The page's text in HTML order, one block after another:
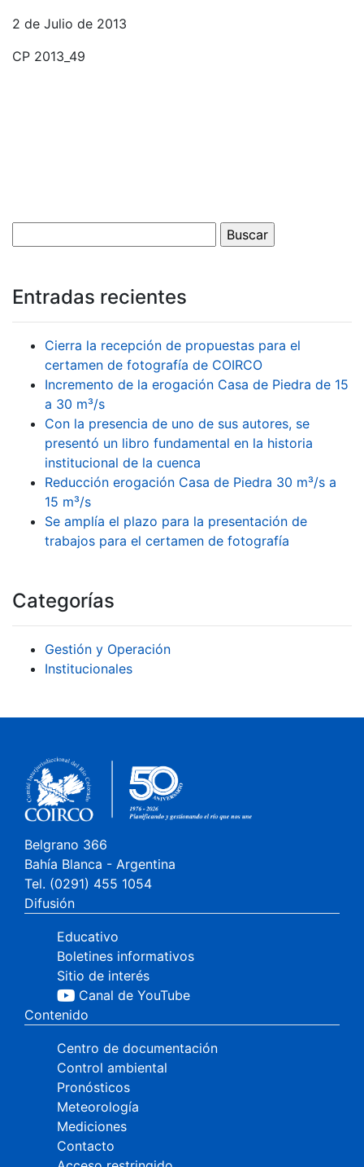
2 de Julio de 2013
CP 2013_49
Entradas recientes
Cierra la recepción de propuestas para el
certamen de fotografía de COIRCO
Incremento de la erogación Casa de Piedra de 15
a 30 m³/s
Con la presencia de uno de sus autores, se
presentó un libro fundamental en la historia
institucional de la cuenca
Reducción erogación Casa de Piedra 30 m³/s a
15 m³/s
Se amplía el plazo para la presentación de
trabajos para el certamen de fotografía
Categorías
Gestión y Operación
Institucionales
Belgrano 366
Bahía Blanca - Argentina
Tel. (0291) 455 1054
Difusión
Educativo
Boletines informativos
Sitio de interés
Canal de YouTube
Contenido
Centro de documentación
Control ambiental
Pronósticos
Meteorología
Mediciones
Contacto